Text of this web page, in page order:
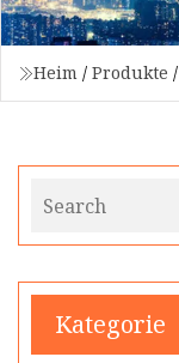
Heim / Produkte /
Kategorie